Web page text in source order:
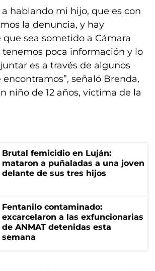
a hablando mi hijo, que es con
la denuncia, y hay
sea sometido a Cámara
tenemos poca información y lo
es a través de algunos
señaló Brenda,
niño de 12 años, víctima de la
Brutal femicidio en Luján:
mataron a puñaladas a una joven
delante de sus tres hijos
Fentanilo contaminado:
excarcelaron a las exfuncionarias
de ANMAT detenidas esta
semana